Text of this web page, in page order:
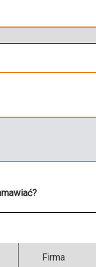
Firma